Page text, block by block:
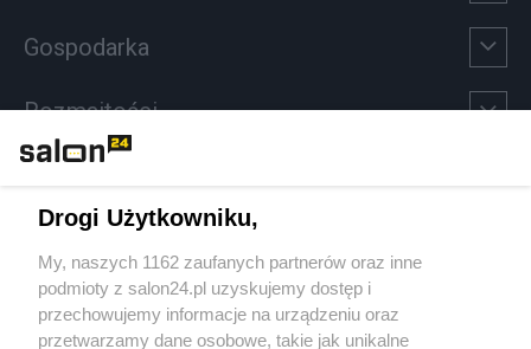
Gospodarka
Rozmaitości
Sport
Społeczeństwo
Drogi Użytkowniku,
My, naszych 1162 zaufanych partnerów oraz inne
podmioty z salon24.pl uzyskujemy dostęp i
przechowujemy informacje na urządzeniu oraz
przetwarzamy dane osobowe, takie jak unikalne